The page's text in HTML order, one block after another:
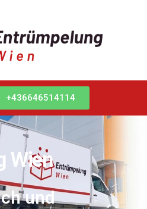
+436646514114
Wien
und